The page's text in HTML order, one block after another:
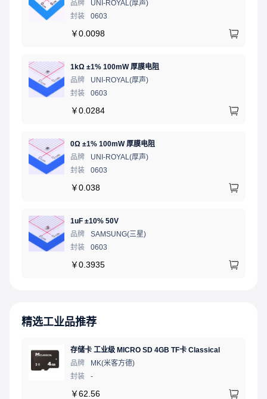
品牌
UNI-ROYAL(厚声)
封装
0603
￥0.0098
1kΩ ±1% 100mW 厚膜电阻
品牌
UNI-ROYAL(厚声)
封装
0603
￥0.0284
0Ω ±1% 100mW 厚膜电阻
品牌
UNI-ROYAL(厚声)
封装
0603
￥0.038
1uF ±10% 50V
品牌
SAMSUNG(三星)
封装
0603
￥0.3935
精选工业品推荐
存储卡 工业级 MICRO SD 4GB TF卡 Classical
品牌
MK(米客方德)
封装
-
￥62.56